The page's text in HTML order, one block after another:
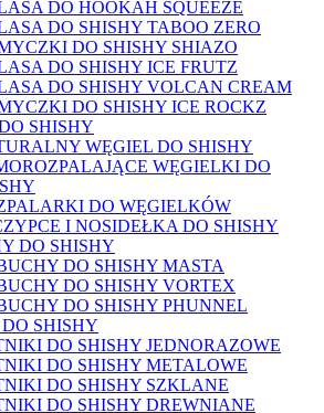
DO HOOKAH SQUEEZE
DO SHISHY TABOO ZERO
DO SHISHY SHIAZO
DO SHISHY ICE FRUTZ
DO SHISHY VOLCAN CREAM
DO SHISHY ICE ROCKZ
SHISHY
WĘGIEL DO SHISHY
WĘGIELKI DO
DO WĘGIELKÓW
I NOSIDEŁKA DO SHISHY
DO SHISHY
DO SHISHY MASTA
DO SHISHY VORTEX
DO SHISHY PHUNNEL
SHISHY
DO SHISHY JEDNORAZOWE
DO SHISHY METALOWE
DO SHISHY SZKLANE
DO SHISHY DREWNIANE